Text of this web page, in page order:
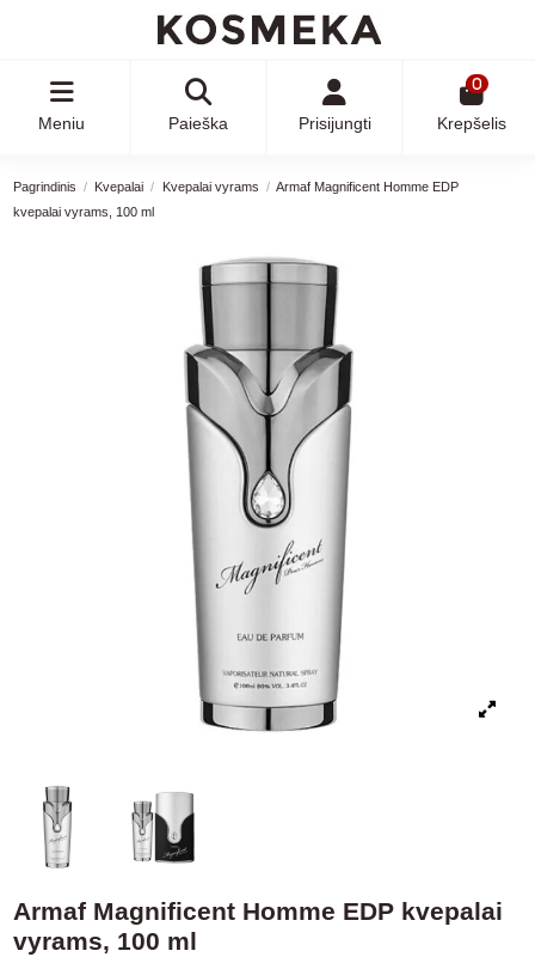
Meniu Paieška Prisijungti
0
Krepšelis
Pagrindinis Kvepalai Kvepalai vyrams
Armaf Magnificent Homme EDP
kvepalai vyrams, 100 ml
Armaf Magnificent Homme EDP kvepalai
vyrams, 100 ml